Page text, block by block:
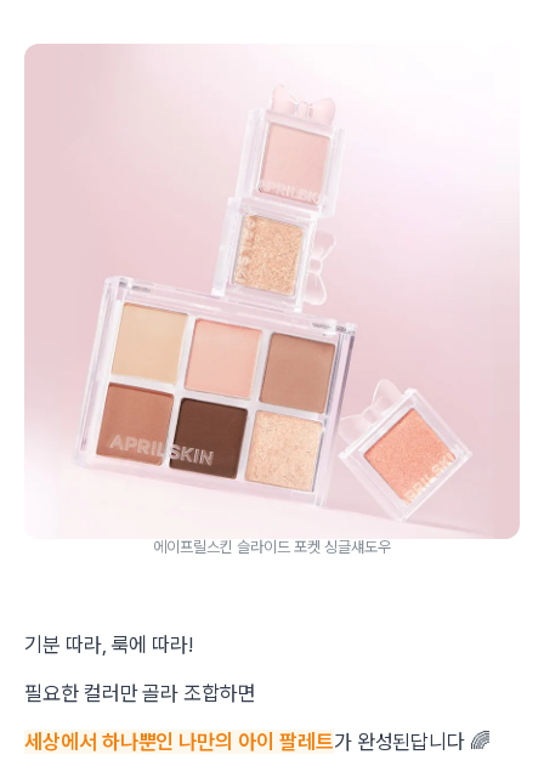
에이프릴스킨 슬라이드 포켓 싱글섀도우
기분 따라, 룩에 따라!
필요한 컬러만 골라 조합하면
세상에서 하나뿐인 나만의 아이 팔레트가 완성된답니다 🌈